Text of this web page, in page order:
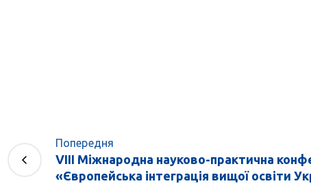
Попередня
VIII Міжнародна науково-практична
«Європейська інтеграція вищої освіти